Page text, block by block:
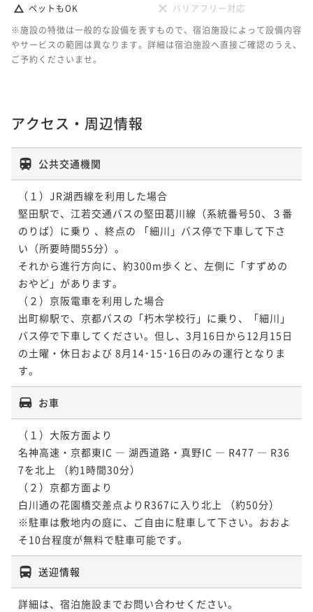
ペットもOK
バリアフリー対応
※施設の特徴は一般的な設備を表すもので、宿泊施設によって設備内容
やサービスの範囲は異なります。詳細は宿泊施設へ直接ご確認のうえ、
ご予約くださいませ。
アクセス・周辺情報
公共交通機関
（１）JR湖西線を利用した場合
堅田駅で、江若交通バスの堅田葛川線（系統番号50、３番
のりば）に乗り 、終点の 「細川」バス停で下車して下さ
い（所要時間55分）。
それから進行方向に、約300m歩くと、左側に「すずめの
おやど」があります。
（２）京阪電車を利用した場合
出町柳駅で、京都バスの「朽木学校行」に乗り、「細川」
バス停で下車してください。但し、3月16日から12月15日
の土曜・休日および 8月14･15･16日のみの運行となりま
す。
お車
（１）大阪方面より
名神高速・京都東IC ― 湖西道路・真野IC ― R477 ― R36
7を北上 （約1時間30分）
（２）京都方面より
白川通の花園橋交差点よりR367に入り北上 （約50分）
※駐車は敷地内の庭に、ご自由に駐車して下さい。おおよ
送迎情報
詳細は、宿泊施設までお問い合わせください。